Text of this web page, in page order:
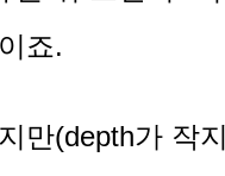
죠.
만(depth가 작